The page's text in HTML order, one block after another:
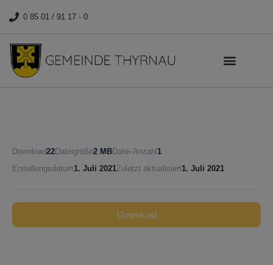
0 85 01 / 91 17 - 0
Download22Dateigröße2 MBDatei-Anzahl 1
Erstellungsdatum1. Juli 2021Zuletzt aktualisiert1. Juli 2021
Download